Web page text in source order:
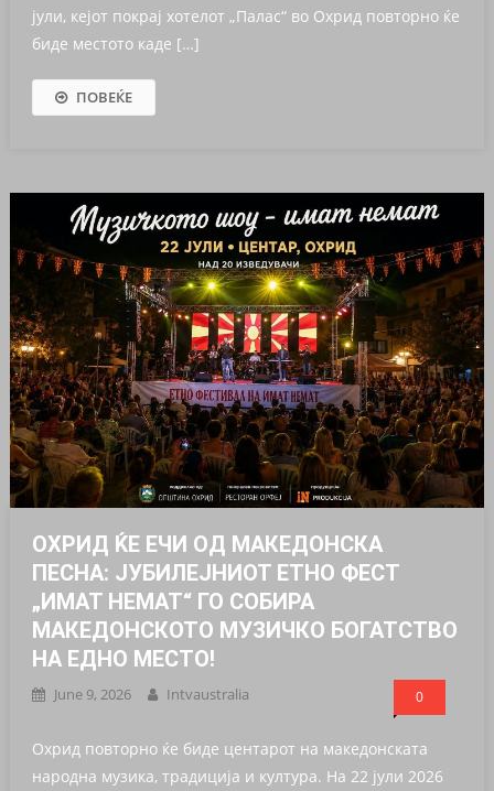
јули, кејот покрај хотелот „Палас“ во Охрид повторно ќе
биде местото каде […]
ПОВЕЌЕ
ОХРИД ЌЕ ЕЧИ ОД МАКЕДОНСКА
ПЕСНА: ЈУБИЛЕЈНИОТ ЕТНО ФЕСТ
„ИМАТ НЕМАТ“ ГО СОБИРА
МАКЕДОНСКОТО МУЗИЧКО БОГАТСТВО
НА ЕДНО МЕСТО!
June 9, 2026 Intvaustralia 0
Охрид повторно ќе биде центарот на македонската
народна музика, традиција и култура. На 22 јули 2026